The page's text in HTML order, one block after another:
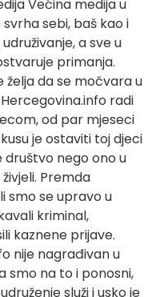
Većina medija u
sebi, baš kao i
a sve u
primanja.
želja da se močvara u
radi
od par mjeseci
je ostaviti toj djeci
društvo nego ono u
Premda
smo se upravo u
kriminal,
kaznene prijave.
nije nagrađivan u
smo na to i ponosni,
služi i usko je